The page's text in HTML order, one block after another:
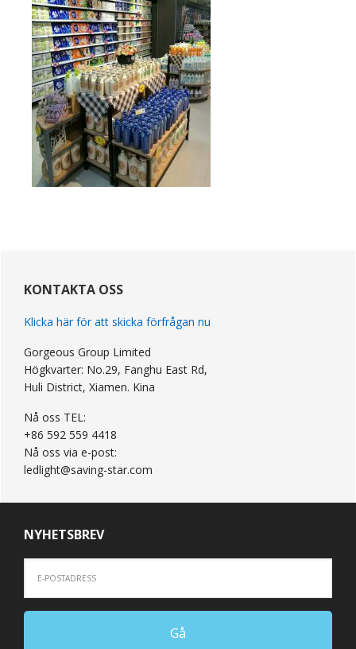
Sidebar
KONTAKTA OSS
Klicka här för att skicka förfrågan nu
Gorgeous Group Limited
Högkvarter: No.29, Fanghu East Rd,
Huli District, Xiamen. Kina
Nå oss TEL:
+86 592 559 4418
Nå oss via e-post:
ledlight@saving-star.com
NYHETSBREV